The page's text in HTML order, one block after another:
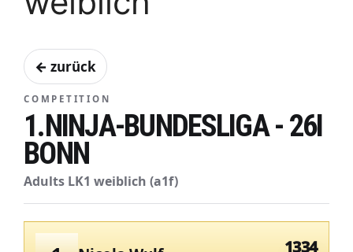
← zurück
COMPETITION
1.NINJA-BUNDESLIGA - 26I
BONN
Adults LK1 weiblich (a1f)
1334